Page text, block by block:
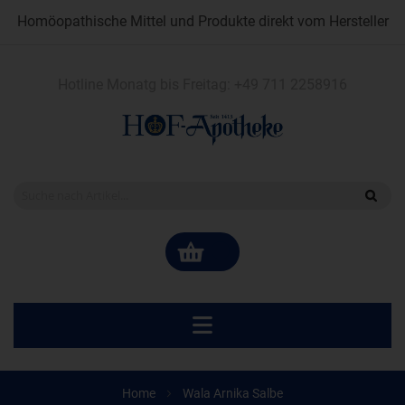
Homöopathische Mittel und Produkte direkt vom Hersteller
Home Wala Arnika Salbe